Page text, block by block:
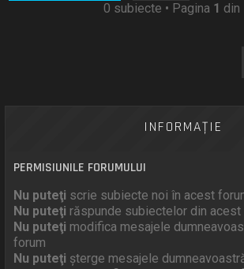
0 subiecte • Pagina 1 din
INFORMAŢIE
PERMISIUNILE FORUMULUI
Nu puteţi scrie subiecte noi în acest
Nu puteţi răspunde subiectelor din acest
Nu puteţi modifica mesajele
forum
Nu puteţi şterge mesajele